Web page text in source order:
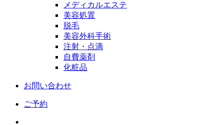
メディカルエステ
美容処置
脱毛
美容外科手術
注射・点滴
自費薬剤
化粧品
お問い合わせ
ご予約